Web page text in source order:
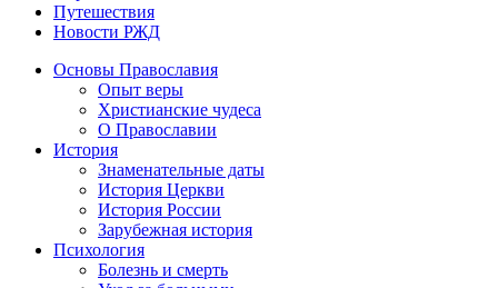
Путешествия
Новости РЖД
Основы Православия
Опыт веры
Христианские чудеса
О Православии
История
Знаменательные даты
История Церкви
История России
Зарубежная история
Психология
Болезнь и смерть